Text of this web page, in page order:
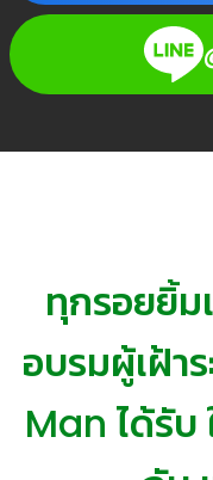
ทุกรอยยิ้ม
อบรมผู้เฝ้า
Man ได้รับ